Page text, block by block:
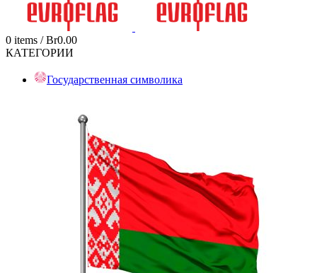
0 items / Br0.00
КАТЕГОРИИ
Государственная символика